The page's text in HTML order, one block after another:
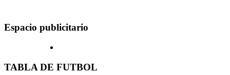
Espacio publicitario
TABLA DE FUTBOL